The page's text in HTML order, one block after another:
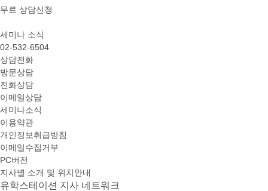
무료 상담신청
세미나 소식
02-532-6504
상담전화
방문상담
전화상담
이메일상담
세미나소식
이용약관
개인정보취급방침
이메일수집거부
PC버전
지사별 소개 및 위치안내
유학스테이션 지사 네트워크